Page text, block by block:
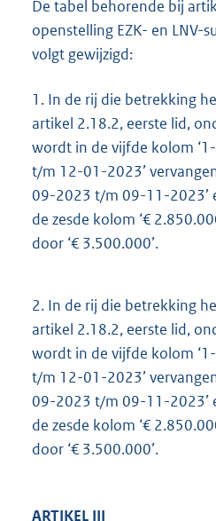
De tabel behorende bij
openstelling EZK- en LNV-
volgt gewijzigd:
1. In de rij die betrekking
artikel 2.18.2, eerste lid,
wordt in de vijfde kolom
t/m 12-01-2023’
09-2023 t/m 09-11-2023’
de zesde kolom ‘€
door ‘€ 3.500.000’.
2. In de rij die betrekking
artikel 2.18.2, eerste lid,
wordt in de vijfde kolom
t/m 12-01-2023’
09-2023 t/m 09-11-2023’
de zesde kolom ‘€
door ‘€ 3.500.000’.
ARTIKEL III